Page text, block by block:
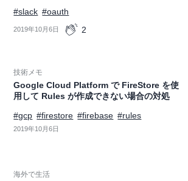
#slack #oauth
2019年10月6日 2
技術メモ
Google Cloud Platform で FireStore を使
用して Rules が作成できない場合の対処
#gcp #firestore #firebase #rules
2019年10月6日
海外で生活